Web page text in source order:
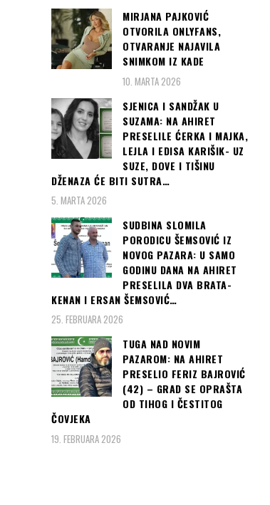
MIRJANA PAJKOVIĆ
OTVORILA ONLYFANS,
OTVARANJE NAJAVILA
SNIMKOM IZ KADE
10. MARTA 2026
SJENICA I SANDŽAK U
SUZAMA: NA AHIRET
PRESELILE ĆERKA I MAJKA,
LEJLA I EDISA KARIŠIK- UZ
SUZE, DOVE I TIŠINU
DŽENAZA ĆE BITI SUTRA…
5. MARTA 2026
SUDBINA SLOMILA
PORODICU ŠEMSOVIĆ IZ
NOVOG PAZARA: U SAMO
GODINU DANA NA AHIRET
PRESELILA DVA BRATA-
KENAN I ERSAN ŠEMSOVIĆ…
25. FEBRUARA 2026
TUGA NAD NOVIM
PAZAROM: NA AHIRET
PRESELIO FERIZ BAJROVIĆ
(42) – GRAD SE OPRAŠTA
OD TIHOG I ČESTITOG
ČOVJEKA
19. FEBRUARA 2026